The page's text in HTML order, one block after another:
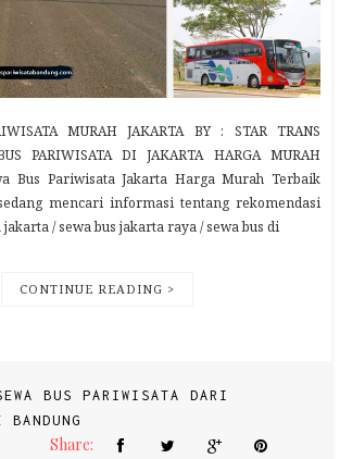
MURAH JAKARTA BY : STAR TRANS
PARIWISATA DI JAKARTA HARGA MURAH
Bus Pariwisata Jakarta Harga Murah Terbaik
mencari informasi tentang rekomendasi
/ sewa bus jakarta raya / sewa bus di
CONTINUE READING >
BUS PARIWISATA DARI
Share: